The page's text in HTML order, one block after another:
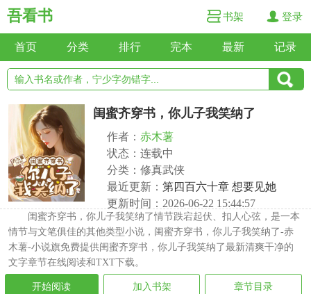
吾看书 书架 登录
首页 分类 排行 完本 最新 记录
闺蜜齐穿书，你儿子我笑纳了
作者： 赤木薯
状态：连载中
分类：修真武侠
最近更新： 第四百六十章 想要见她
更新时间：2026-06-22 15:44:57
闺蜜齐穿书，你儿子我笑纳了情节跌宕起伏、扣人心弦，是一本
情节与文笔俱佳的其他类型小说，闺蜜齐穿书，你儿子我笑纳了-赤
木薯-小说旗免费提供闺蜜齐穿书，你儿子我笑纳了最新清爽干净的
文字章节在线阅读和TXT下载。
开始阅读 加入书架 章节目录